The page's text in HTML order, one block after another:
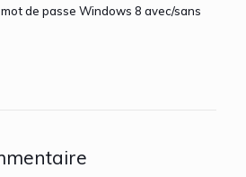
de passe Windows 8 avec/sans